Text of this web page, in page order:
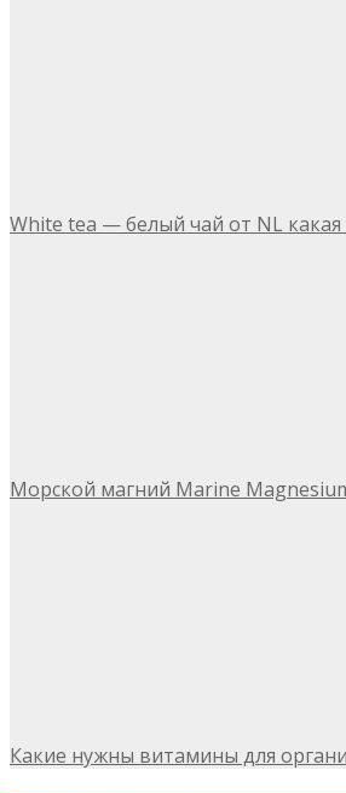
White tea — белый чай от NL какая
Морской магний Marine
Какие нужны витамины для